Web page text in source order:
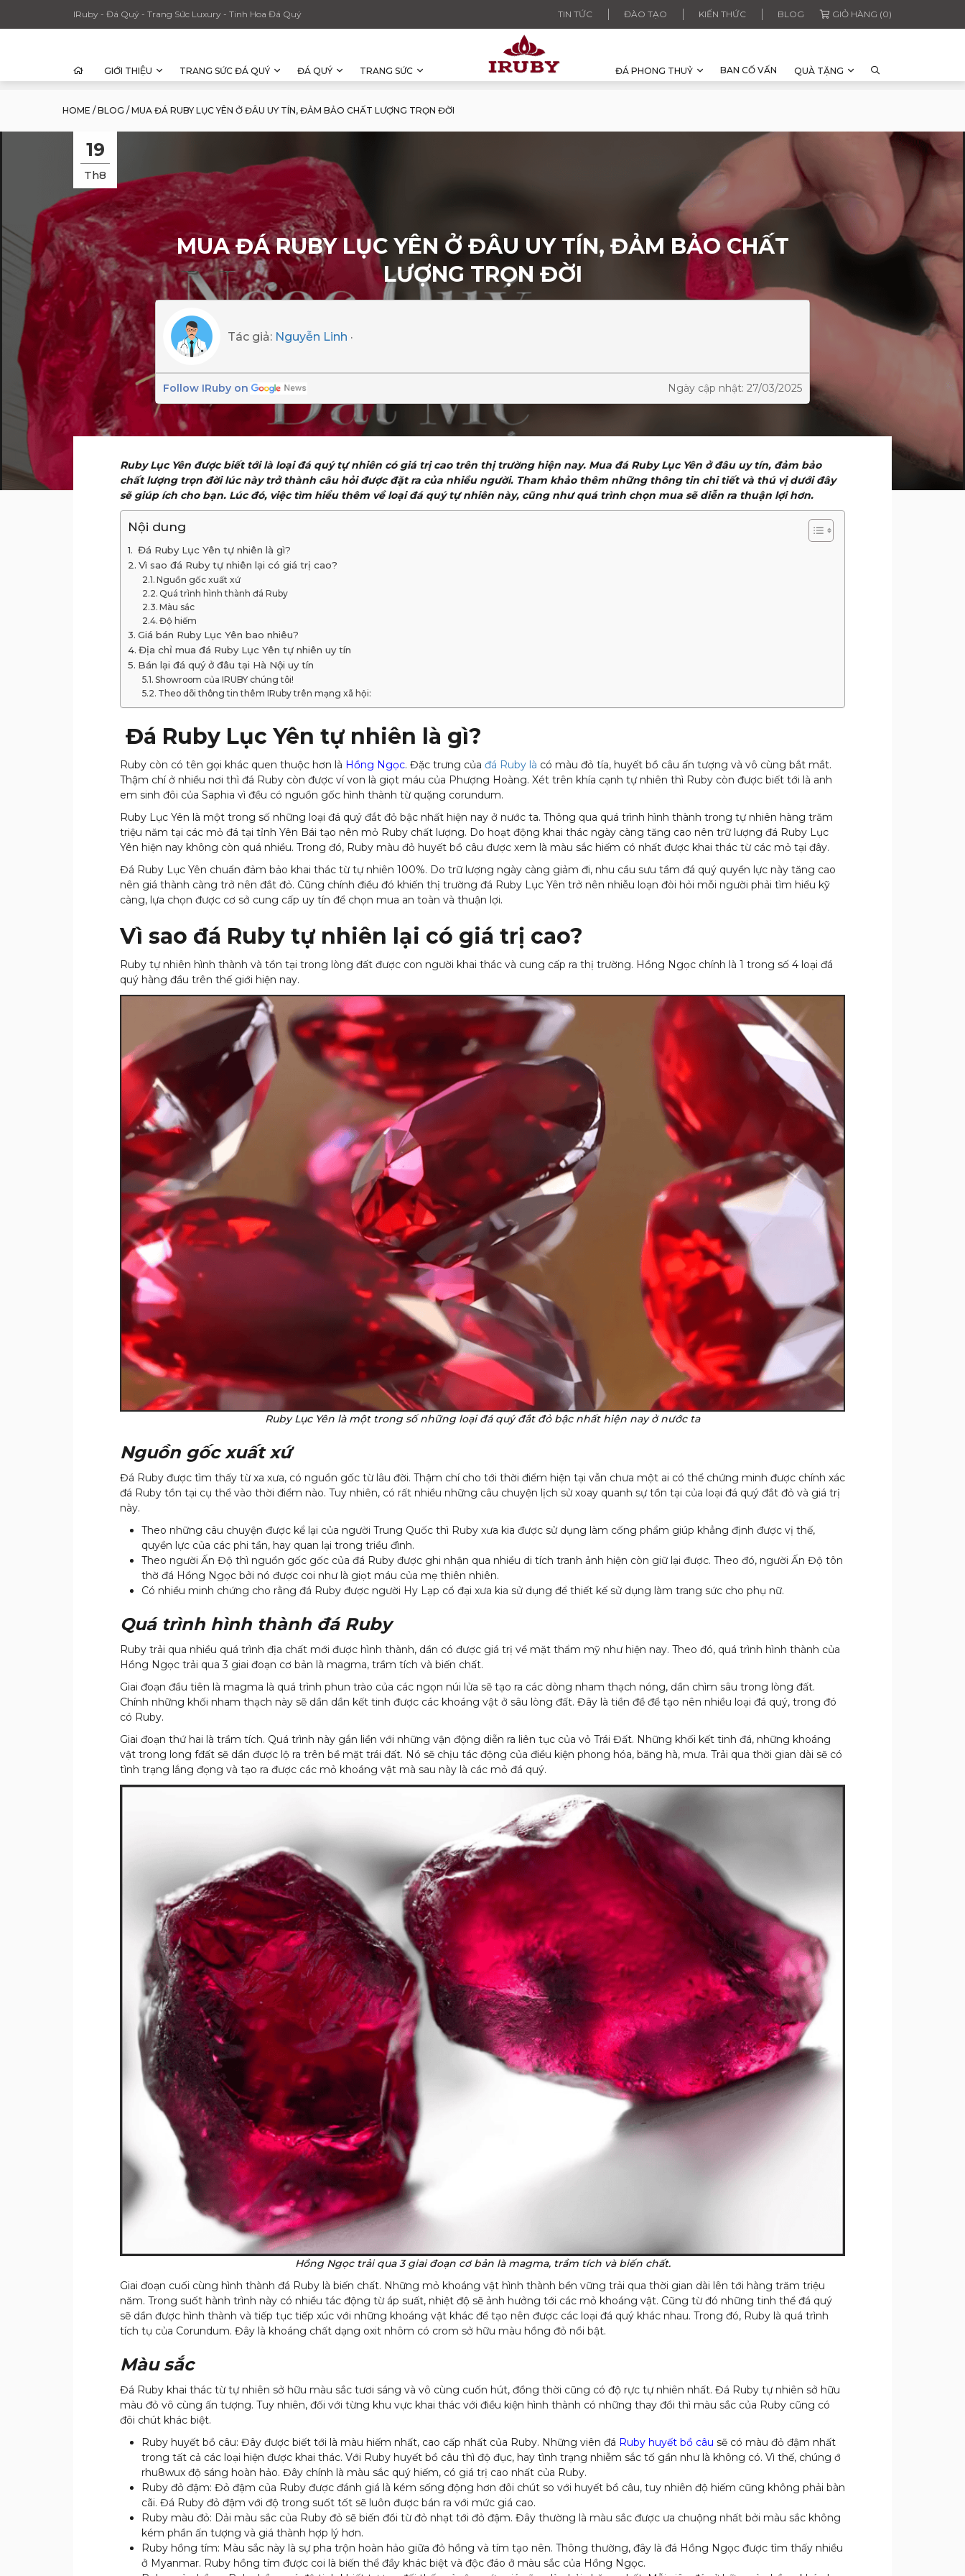
IRuby - Đá Quý - Trang Sức Luxury - Tinh Hoa Đá Quý TIN TỨC ĐÀO TẠO KIẾN THỨC BLOG GIỎ HÀNG (0)
GIỚI THIỆU TRANG SỨC ĐÁ QUÝ ĐÁ QUÝ TRANG SỨC ĐÁ PHONG THUỶ BAN CỐ VẤN QUÀ TẶNG
HOME / BLOG / MUA ĐÁ RUBY LỤC YÊN Ở ĐÂU UY TÍN, ĐẢM BẢO CHẤT LƯỢNG TRỌN ĐỜI
19
Th8
MUA ĐÁ RUBY LỤC YÊN Ở ĐÂU UY TÍN, ĐẢM BẢO CHẤT
LƯỢNG TRỌN ĐỜI
Tác giả: Nguyễn Linh ·
Follow IRuby on Ngày cập nhật: 27/03/2025
Ruby Lục Yên được biết tới là loại đá quý tự nhiên có giá trị cao trên thị trường hiện nay. Mua đá Ruby Lục Yên ở đâu uy tín, đảm bảo
chất lượng trọn đời lúc này trở thành câu hỏi được đặt ra của nhiều người. Tham khảo thêm những thông tin chi tiết và thú vị dưới đây
sẽ giúp ích cho bạn. Lúc đó, việc tìm hiểu thêm về loại đá quý tự nhiên này, cũng như quá trình chọn mua sẽ diễn ra thuận lợi hơn.
Nội dung
Đá Ruby Lục Yên tự nhiên là gì?
Vì sao đá Ruby tự nhiên lại có giá trị cao?
Nguồn gốc xuất xứ
Quá trình hình thành đá Ruby
Màu sắc
Độ hiếm
Giá bán Ruby Lục Yên bao nhiêu?
Địa chỉ mua đá Ruby Lục Yên tự nhiên uy tín
Bán lại đá quý ở đâu tại Hà Nội uy tín
Showroom của IRUBY chúng tôi!
Theo dõi thông tin thêm IRuby trên mạng xã hội:
Đá Ruby Lục Yên tự nhiên là gì?
Ruby còn có tên gọi khác quen thuộc hơn là Hồng Ngọc. Đặc trưng của đá Ruby là có màu đỏ tía, huyết bồ câu ấn tượng và vô cùng bắt mắt.
Thậm chí ở nhiều nơi thì đá Ruby còn được ví von là giọt máu của Phượng Hoàng. Xét trên khía cạnh tự nhiên thì Ruby còn được biết tới là anh
em sinh đôi của Saphia vì đều có nguồn gốc hình thành từ quặng corundum.
Ruby Lục Yên là một trong số những loại đá quý đắt đỏ bậc nhất hiện nay ở nước ta. Thông qua quá trình hình thành trong tự nhiên hàng trăm
triệu năm tại các mỏ đá tại tỉnh Yên Bái tạo nên mỏ Ruby chất lượng. Do hoạt động khai thác ngày càng tăng cao nên trữ lượng đá Ruby Lục
Yên hiện nay không còn quá nhiều. Trong đó, Ruby màu đỏ huyết bồ câu được xem là màu sắc hiếm có nhất được khai thác từ các mỏ tại đây.
Đá Ruby Lục Yên chuẩn đảm bảo khai thác từ tự nhiên 100%. Do trữ lượng ngày càng giảm đi, nhu cầu sưu tầm đá quý quyền lực này tăng cao
nên giá thành càng trở nên đắt đỏ. Cũng chính điều đó khiến thị trường đá Ruby Lục Yên trở nên nhiễu loạn đòi hỏi mỗi người phải tìm hiểu kỹ
càng, lựa chọn được cơ sở cung cấp uy tín để chọn mua an toàn và thuận lợi.
Vì sao đá Ruby tự nhiên lại có giá trị cao?
Ruby tự nhiên hình thành và tồn tại trong lòng đất được con người khai thác và cung cấp ra thị trường. Hồng Ngọc chính là 1 trong số 4 loại đá
quý hàng đầu trên thế giới hiện nay.
Ruby Lục Yên là một trong số những loại đá quý đắt đỏ bậc nhất hiện nay ở nước ta
Nguồn gốc xuất xứ
Đá Ruby được tìm thấy từ xa xưa, có nguồn gốc từ lâu đời. Thậm chí cho tới thời điểm hiện tại vẫn chưa một ai có thể chứng minh được chính xác
đá Ruby tồn tại cụ thể vào thời điểm nào. Tuy nhiên, có rất nhiều những câu chuyện lịch sử xoay quanh sự tồn tại của loại đá quý đắt đỏ và giá trị
này.
Theo những câu chuyện được kể lại của người Trung Quốc thì Ruby xưa kia được sử dụng làm cống phẩm giúp khẳng định được vị thế,
quyền lực của các phi tần, hay quan lại trong triều đình.
Theo người Ấn Độ thì nguồn gốc gốc của đá Ruby được ghi nhận qua nhiều di tích tranh ảnh hiện còn giữ lại được. Theo đó, người Ấn Độ tôn
thờ đá Hồng Ngọc bởi nó được coi như là giọt máu của mẹ thiên nhiên.
Có nhiều minh chứng cho rằng đá Ruby được người Hy Lạp cổ đại xưa kia sử dụng để thiết kế sử dụng làm trang sức cho phụ nữ.
Quá trình hình thành đá Ruby
Ruby trải qua nhiều quá trình địa chất mới được hình thành, dần có được giá trị về mặt thẩm mỹ như hiện nay. Theo đó, quá trình hình thành của
Hồng Ngọc trải qua 3 giai đoạn cơ bản là magma, trầm tích và biến chất.
Giai đoạn đầu tiên là magma là quá trình phun trào của các ngọn núi lửa sẽ tạo ra các dòng nham thạch nóng, dần chìm sâu trong lòng đất.
Chính những khối nham thạch này sẽ dần dần kết tinh được các khoáng vật ở sâu lòng đất. Đây là tiền đề để tạo nên nhiều loại đá quý, trong đó
có Ruby.
Giai đoạn thứ hai là trầm tích. Quá trình này gắn liền với những vận động diễn ra liên tục của vỏ Trái Đất. Những khối kết tinh đá, những khoáng
vật trong long fđất sẽ dần được lộ ra trên bề mặt trái đất. Nó sẽ chịu tác động của điều kiện phong hóa, băng hà, mưa. Trải qua thời gian dài sẽ có
tình trạng lắng đọng và tạo ra được các mỏ khoáng vật mà sau này là các mỏ đá quý.
Hồng Ngọc trải qua 3 giai đoạn cơ bản là magma, trầm tích và biến chất.
Giai đoạn cuối cùng hình thành đá Ruby là biến chất. Những mỏ khoáng vật hình thành bền vững trải qua thời gian dài lên tới hàng trăm triệu
năm. Trong suốt hành trình này có nhiều tác động từ áp suất, nhiệt độ sẽ ảnh hưởng tới các mỏ khoáng vật. Cũng từ đó những tinh thể đá quý
sẽ dần được hình thành và tiếp tục tiếp xúc với những khoáng vật khác để tạo nên được các loại đá quý khác nhau. Trong đó, Ruby là quá trình
tích tụ của Corundum. Đây là khoáng chất dạng oxit nhôm có crom sở hữu màu hồng đỏ nổi bật.
Màu sắc
Đá Ruby khai thác từ tự nhiên sở hữu màu sắc tươi sáng và vô cùng cuốn hút, đồng thời cũng có độ rực tự nhiên nhất. Đá Ruby tự nhiên sở hữu
màu đỏ vô cùng ấn tượng. Tuy nhiên, đối với từng khu vực khai thác với điều kiện hình thành có những thay đổi thì màu sắc của Ruby cũng có
đôi chút khác biệt.
Ruby huyết bồ câu: Đây được biết tới là màu hiếm nhất, cao cấp nhất của Ruby. Những viên đá Ruby huyết bồ câu sẽ có màu đỏ đậm nhất
trong tất cả các loại hiện được khai thác. Với Ruby huyết bồ câu thì độ đục, hay tình trạng nhiễm sắc tố gần như là không có. Vì thế, chúng ớ
rhu8wux độ sáng hoàn hảo. Đây chính là màu sắc quý hiếm, có giá trị cao nhất của Ruby.
Ruby đỏ đậm: Đỏ đậm của Ruby được đánh giá là kém sống động hơn đôi chút so với huyết bồ câu, tuy nhiên độ hiếm cũng không phải bàn
cãi. Đá Ruby đỏ đậm với độ trong suốt tốt sẽ luôn được bán ra với mức giá cao.
Ruby màu đỏ: Dải màu sắc của Ruby đỏ sẽ biến đổi từ đỏ nhạt tới đỏ đậm. Đây thường là màu sắc được ưa chuộng nhất bởi màu sắc không
kém phần ấn tượng và giá thành hợp lý hơn.
Ruby hồng tím: Màu sắc này là sự pha trộn hoàn hảo giữa đỏ hồng và tím tạo nên. Thông thường, đây là đá Hồng Ngọc được tìm thấy nhiều
ở Myanmar. Ruby hồng tím được coi là biến thể đầy khác biệt và độc đáo ở màu sắc của Hồng Ngọc.